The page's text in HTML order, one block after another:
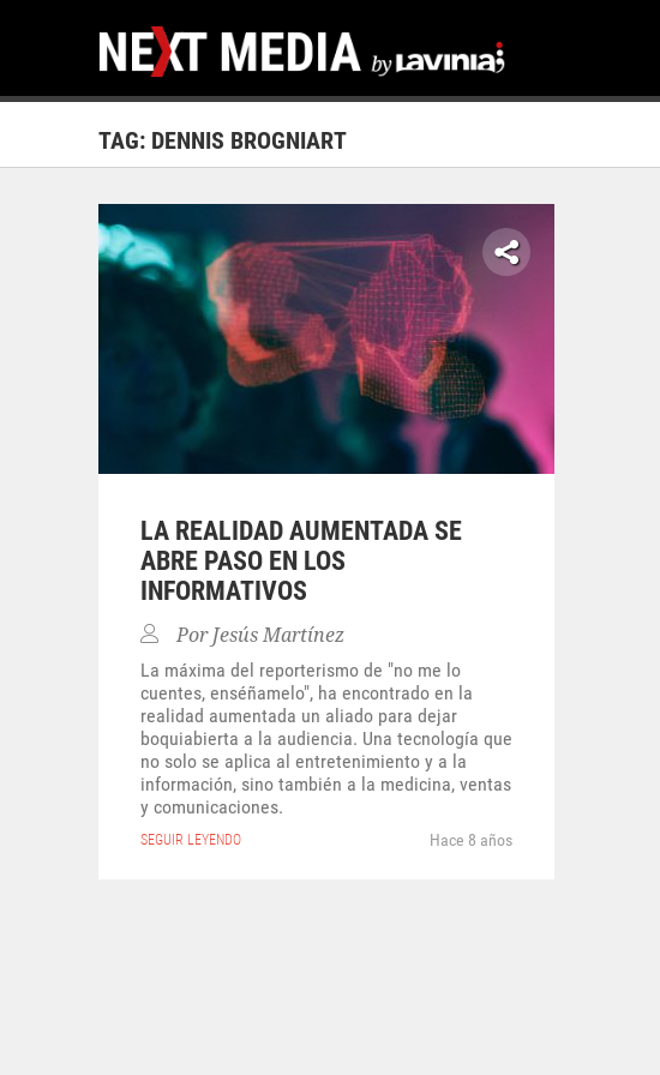
TAG: DENNIS BROGNIART
LA REALIDAD AUMENTADA SE
ABRE PASO EN LOS
INFORMATIVOS
Por Jesús Martínez
La máxima del reporterismo de "no me lo
cuentes, enséñamelo", ha encontrado en la
realidad aumentada un aliado para dejar
boquiabierta a la audiencia. Una tecnología que
no solo se aplica al entretenimiento y a la
información, sino también a la medicina, ventas
y comunicaciones.
SEGUIR LEYENDO Hace 8 años